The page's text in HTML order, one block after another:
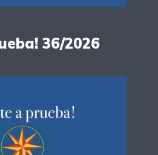
36/2026